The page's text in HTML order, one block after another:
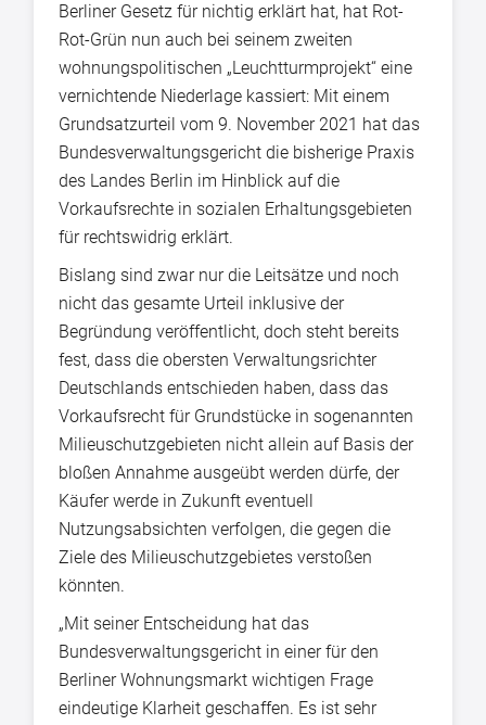
Berliner Gesetz für nichtig erklärt hat, hat Rot-
Rot-Grün nun auch bei seinem zweiten
wohnungspolitischen „Leuchtturmprojekt“ eine
vernichtende Niederlage kassiert: Mit einem
Grundsatzurteil vom 9. November 2021 hat das
Bundesverwaltungsgericht die bisherige Praxis
des Landes Berlin im Hinblick auf die
Vorkaufsrechte in sozialen Erhaltungsgebieten
für rechtswidrig erklärt.
Bislang sind zwar nur die Leitsätze und noch
nicht das gesamte Urteil inklusive der
Begründung veröffentlicht, doch steht bereits
fest, dass die obersten Verwaltungsrichter
Deutschlands entschieden haben, dass das
Vorkaufsrecht für Grundstücke in sogenannten
Milieuschutzgebieten nicht allein auf Basis der
bloßen Annahme ausgeübt werden dürfe, der
Käufer werde in Zukunft eventuell
Nutzungsabsichten verfolgen, die gegen die
Ziele des Milieuschutzgebietes verstoßen
könnten.
„Mit seiner Entscheidung hat das
Bundesverwaltungsgericht in einer für den
Berliner Wohnungsmarkt wichtigen Frage
eindeutige Klarheit geschaffen. Es ist sehr